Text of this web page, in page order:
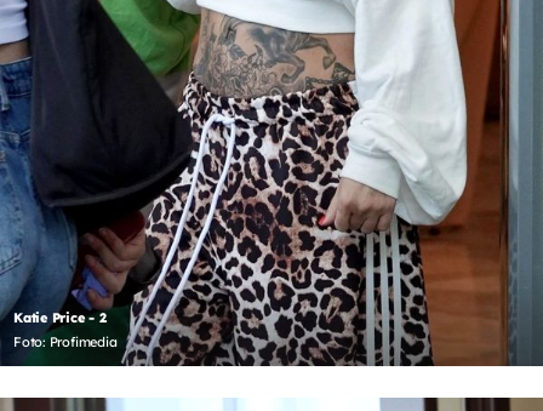
Katie Price - 2
Foto: Profimedia